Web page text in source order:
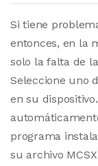
Si tiene
entonces, en la
solo la falta de
Seleccione uno
en su
programa
su archivo